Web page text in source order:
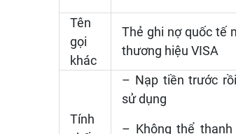
Tên
gọi
khác
Thẻ ghi nợ quốc tế
thương hiệu VISA
Tính
– Nạp tiền trước
sử dụng
– Không thể thanh